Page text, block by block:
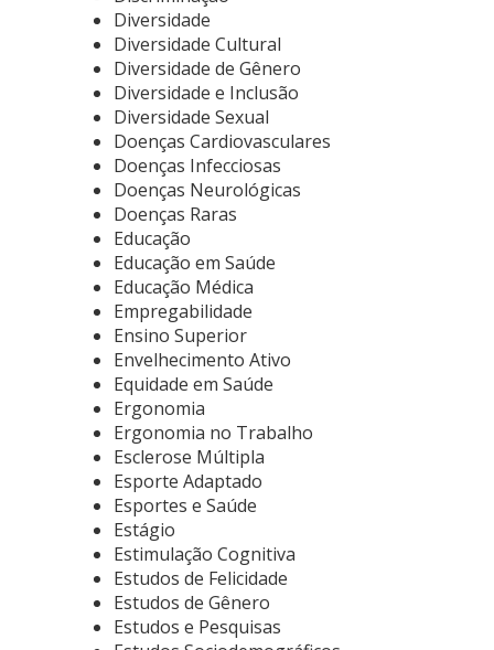
Diversidade
Diversidade Cultural
Diversidade de Gênero
Diversidade e Inclusão
Diversidade Sexual
Doenças Cardiovasculares
Doenças Infecciosas
Doenças Neurológicas
Doenças Raras
Educação
Educação em Saúde
Educação Médica
Empregabilidade
Ensino Superior
Envelhecimento Ativo
Equidade em Saúde
Ergonomia
Ergonomia no Trabalho
Esclerose Múltipla
Esporte Adaptado
Esportes e Saúde
Estágio
Estimulação Cognitiva
Estudos de Felicidade
Estudos de Gênero
Estudos e Pesquisas